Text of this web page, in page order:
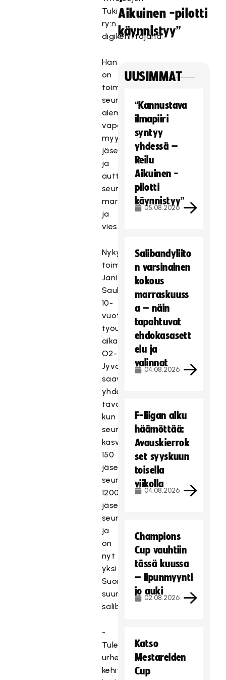
Tuki
ry:n
digikehittäjänä.
Hän
on
toiminut
seurassa
aiemmin
vapaaehtoisena
myyntitiimin
jäsenenä
ja
auttanut
seuran
markkinoinnissa
ja
viestinnässä.
Nykyisen
toiminnanjohtajan
Jani
Saukon
10-
vuotisen
työuran
aikana
O2-
Jyväskylä
saavutti
yhden
tavoitteistaan,
kun
seura
kasvoi
150
jäsenen
seurasta
1200
jäsenen
seuraksi
ja
on
nyt
yksi
Suomen
suurimmista
salibandyseuroista.
-
Tulevaisuudessa
urheilutoiminnan
kehittämisen
Aikuinen -pilotti
käynnistyy”
UUSIMMAT
“Kannustava
ilmapiiri
syntyy
yhdessä –
Reilu
Aikuinen -
pilotti
käynnistyy”
05.08.2026
Salibandyliito
n varsinainen
kokous
marraskuuss
a – näin
tapahtuvat
ehdokasasett
elu ja
valinnat
04.08.2026
F-liigan alku
häämöttää:
Avauskierrok
set syyskuun
toisella
viikolla
04.08.2026
Champions
Cup vauhtiin
tässä kuussa
– lipunmyynti
jo auki
02.08.2026
Katso
Mestareiden
Cup